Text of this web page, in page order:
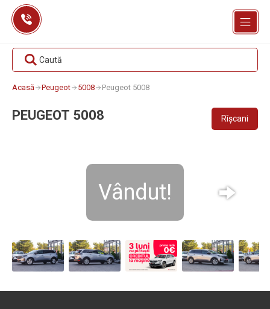
Skip
content
Caută
Acasă Peugeot 5008 Peugeot 5008
PEUGEOT 5008 Rîșcani
Vândut!